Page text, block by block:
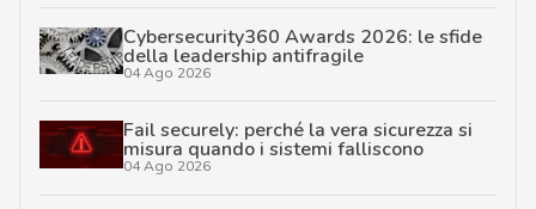
Cybersecurity360 Awards 2026: le sfide
della leadership antifragile
04 Ago 2026
Fail securely: perché la vera sicurezza si
misura quando i sistemi falliscono
04 Ago 2026